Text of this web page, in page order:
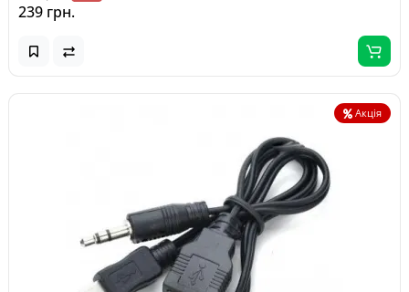
239 грн.
Акція